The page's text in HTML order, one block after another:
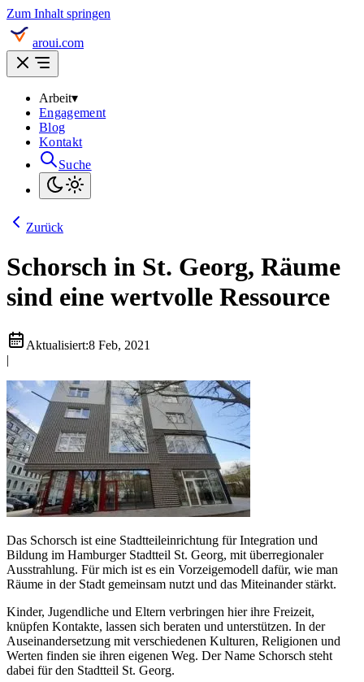
Zum Inhalt springen
aroui.com
Arbeit▾
Engagement
Blog
Kontakt
Suche
Zurück
Schorsch in St. Georg, Räume
sind eine wertvolle Ressource
Aktualisiert:8 Feb, 2021
|
Das Schorsch ist eine Stadtteileinrichtung für Integration und
Bildung im Hamburger Stadtteil St. Georg, mit überregionaler
Ausstrahlung. Für mich ist es ein Vorzeigemodell dafür, wie man
Räume in der Stadt gemeinsam nutzt und das Miteinander stärkt.
Kinder, Jugendliche und Eltern verbringen hier ihre Freizeit,
knüpfen Kontakte, lassen sich beraten und unterstützen. In der
Auseinandersetzung mit verschiedenen Kulturen, Religionen und
Werten finden sie ihren eigenen Weg. Der Name Schorsch steht
dabei für den Stadtteil St. Georg.